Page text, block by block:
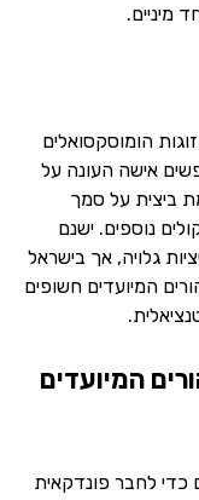
מיניים.
הומוסקסואלים
אישה העונה על
ביצית על סמך
נוספים. ישנם
גלויה, אך בישראל
המיועדים חשופים
המיועדים
כדי לחבר פונדקאית